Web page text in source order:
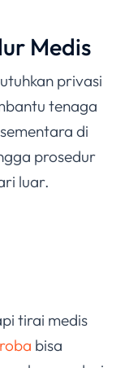
Medis
privasi
tenaga
di
prosedur
luar.
tirai medis
bisa